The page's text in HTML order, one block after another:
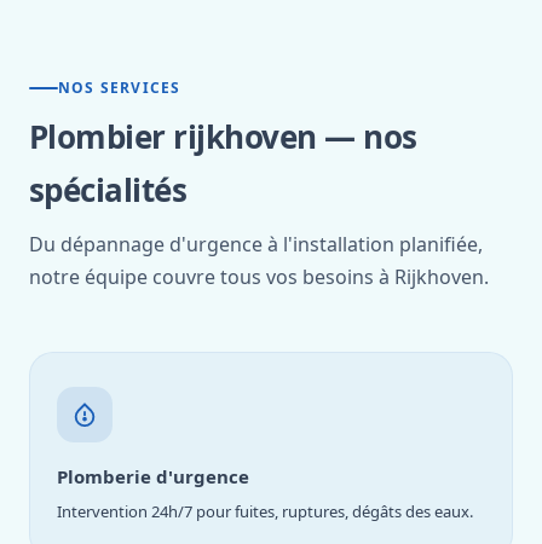
NOS SERVICES
Plombier rijkhoven — nos
spécialités
Du dépannage d'urgence à l'installation planifiée,
notre équipe couvre tous vos besoins à Rijkhoven.
Plomberie d'urgence
Intervention 24h/7 pour fuites, ruptures, dégâts des eaux.